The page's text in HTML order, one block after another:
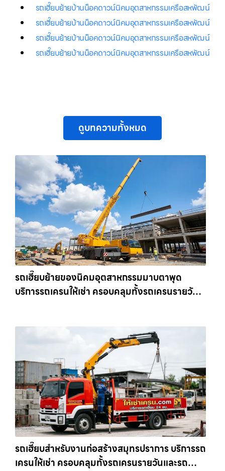
รถเฮี๊ยบย้ายบ้านน็อคดาวน์นิคมอุตสาหกรรมเครือสหพัฒน์
รถเฮี๊ยบย้ายบ้านน็อคดาวน์นิคมอุตสาหกรรมเครือสหพัฒน์
รถเฮี๊ยบย้ายบ้านน็อคดาวน์นิคมอุตสาหกรรมเครือสหพัฒน์
รถเฮี๊ยบย้ายบ้านน็อคดาวน์นิคมอุตสาหกรรมเครือสหพัฒน์
ดูบทความทั้งหมด
รถเฮี๊ยบย้ายของนิคมอุตสาหกรรมมาบตาพุด
บริการรถเครนให้เช่า ครอบคลุมทั้งรถเครนรายวัน
รถเฮี๊ยบสำหรับงานก่อสร้างสมุทรปราการ บริการรถ
เครนให้เช่า ครอบคลุมทั้งรถเครนรายวันและรถ